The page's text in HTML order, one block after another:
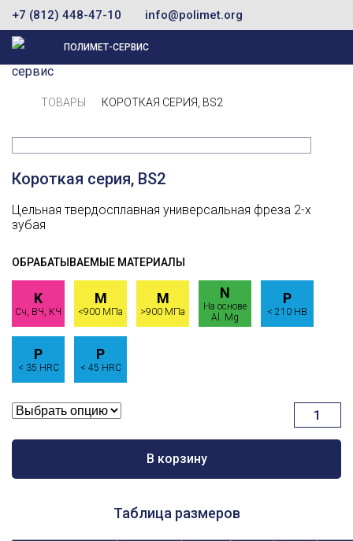
+7 (812) 448-47-10 info@polimet.org
ПОЛИМЕТ-СЕРВИС
ТОВАРЫ КОРОТКАЯ СЕРИЯ, BS2
Короткая серия, BS2
Цельная твердосплавная универсальная фреза 2-х
зубая
ОБРАБАТЫВАЕМЫЕ МАТЕРИАЛЫ
K
Сч, ВЧ, КЧ
M
<900 МПа
M
>900 МПа
N
На основе
Al. Mg
P
< 210 HB
P
< 35 HRC
P
< 45 HRC
товара
Короткая
В корзину
Таблица размеров